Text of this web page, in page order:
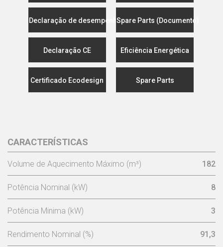
Declaração de desempenhoSpare Parts (Documento)
Declaração CE Eficiência Energética
Certificado Ecodesign Spare Parts
CARACTERÍSTICAS
Volume de Aquecimento Máximo (m³) 182
Potência Nominal (kW) 8
Potência Minima (kW) 3
Rendimento Nominal (%) 91,3